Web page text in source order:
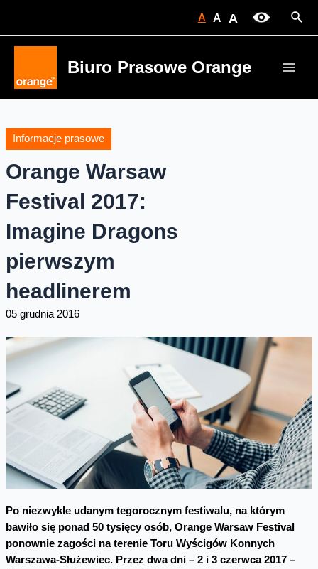
A A A
Biuro Prasowe Orange
Informacje prasowe
Orange Warsaw
Festival 2017:
Imagine Dragons
pierwszym
headlinerem
05 grudnia 2016
Po niezwykle udanym tegorocznym festiwalu, na którym
bawiło się ponad 50 tysięcy osób, Orange Warsaw Festival
ponownie zagości na terenie Toru Wyścigów Konnych
Warszawa-Służewiec. Przez dwa dni – 2 i 3 czerwca 2017 –